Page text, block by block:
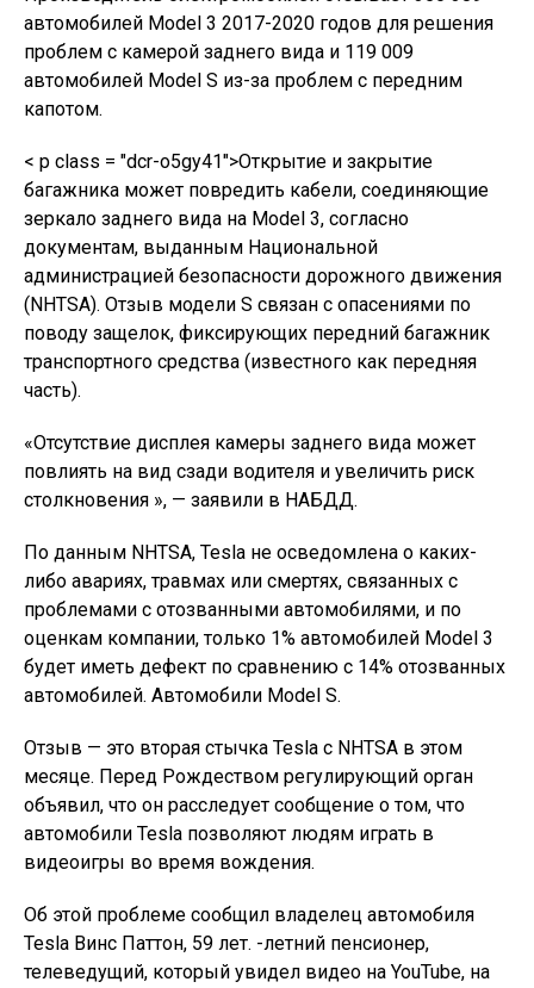
автомобилей Model 3 2017-2020 годов для решения
проблем с камерой заднего вида и 119 009
автомобилей Model S из-за проблем с передним
капотом.
< p class = "dcr-o5gy41">Открытие и закрытие
багажника может повредить кабели, соединяющие
зеркало заднего вида на Model 3, согласно
документам, выданным Национальной
администрацией безопасности дорожного движения
(NHTSA). Отзыв модели S связан с опасениями по
поводу защелок, фиксирующих передний багажник
транспортного средства (известного как передняя
часть).
«Отсутствие дисплея камеры заднего вида может
повлиять на вид сзади водителя и увеличить риск
столкновения », — заявили в НАБДД.
По данным NHTSA, Tesla не осведомлена о каких-
либо авариях, травмах или смертях, связанных с
проблемами с отозванными автомобилями, и по
оценкам компании, только 1% автомобилей Model 3
будет иметь дефект по сравнению с 14% отозванных
автомобилей. Автомобили Model S.
Отзыв — это вторая стычка Tesla с NHTSA в этом
месяце. Перед Рождеством регулирующий орган
объявил, что он расследует сообщение о том, что
автомобили Tesla позволяют людям играть в
видеоигры во время вождения.
Об этой проблеме сообщил владелец автомобиля
Tesla Винс Паттон, 59 лет. -летний пенсионер,
телеведущий, который увидел видео на YouTube, на